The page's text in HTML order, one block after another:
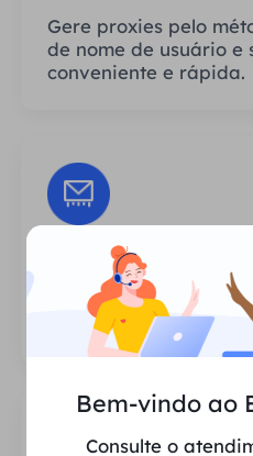
Gere proxies pelo
de nome de usuário e
conveniente e rápida.
Sessões Ilimitadas
Não há limite para o
frequências de
Bem-vindo ao
Consulte o